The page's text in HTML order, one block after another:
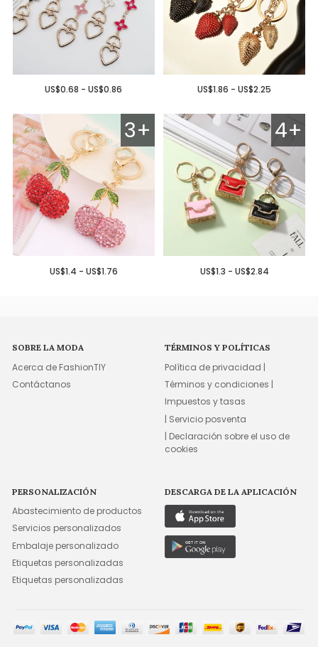
US$0.68 - US$0.86 US$1.86 - US$2.25
3+
US$1.4 - US$1.76
4+
US$1.3 - US$2.84
SOBRE LA MODA
Acerca de FashionTIY
Contáctanos
TÉRMINOS Y POLÍTICAS
Política de privacidad |
Términos y condiciones |
Impuestos y tasas
| Servicio posventa
| Declaración sobre el uso de
cookies
PERSONALIZACIÓN
Abastecimiento de productos
Servicios personalizados
Embalaje personalizado
Etiquetas personalizadas
Etiquetas personalizadas
DESCARGA DE LA APLICACIÓN